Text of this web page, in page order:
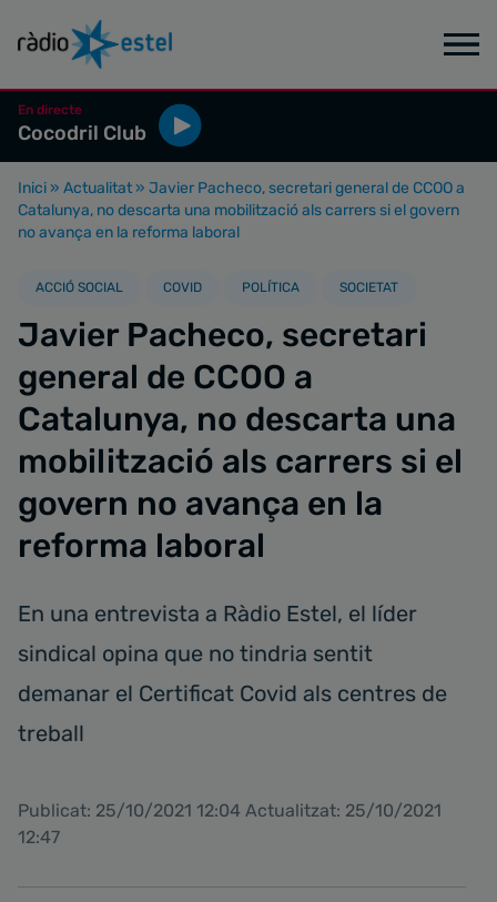
En directe
Cocodril Club
Inici » Actualitat » Javier Pacheco, secretari general de CCOO a
Catalunya, no descarta una mobilització als carrers si el govern
no avança en la reforma laboral
ACCIÓ SOCIAL COVID POLÍTICA SOCIETAT
Javier Pacheco, secretari
general de CCOO a
Catalunya, no descarta una
mobilització als carrers si el
govern no avança en la
reforma laboral
En una entrevista a Ràdio Estel, el líder
sindical opina que no tindria sentit
demanar el Certificat Covid als centres de
treball
Publicat: 25/10/2021 12:04 Actualitzat: 25/10/2021
12:47